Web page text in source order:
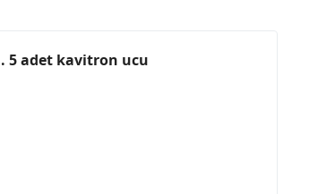
5 adet kavitron ucu